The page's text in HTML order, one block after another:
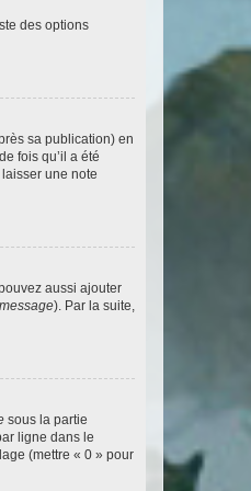
des options
sa publication) en
fois qu’il a été
une note
aussi ajouter
). Par la suite,
sous la partie
ligne dans le
(mettre « 0 » pour